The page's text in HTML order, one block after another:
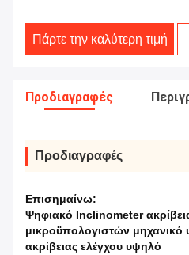
Πάρτε την καλύτερη τιμή
Προδιαγραφές
Προδιαγραφές
Επισημαίνω:
Ψηφιακό Inclinometer
μικροϋπολογιστών
ακρίβειας ελέγχου υψηλό